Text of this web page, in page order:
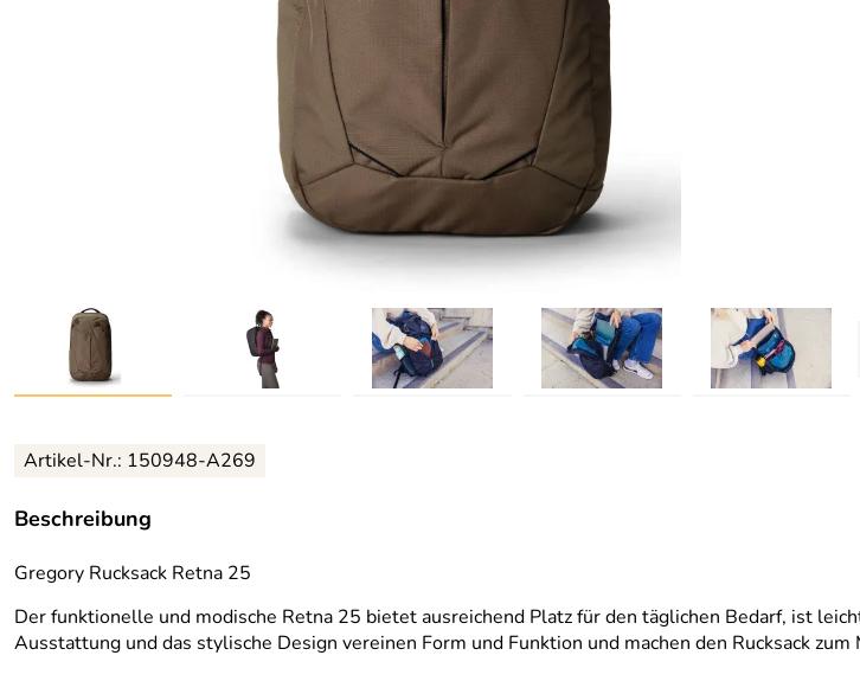
Artikel-Nr.: 150948-A269
Beschreibung
Gregory Rucksack Retna 25
Der funktionelle und modische Retna 25 bietet ausreichend Platz für den täglichen Bedarf, ist
Ausstattung und das stylische Design vereinen Form und Funktion und machen den Rucksack